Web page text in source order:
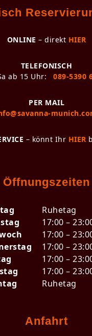
ONLINE – direkt HIER
TELEFONISCH
ab 15 Uhr:
089-5390
PER MAIL
– könnt Ihr HIER
Öffnungszeiten
Ruhetag
17:00 –
17:00 –
17:00 –
17:00 –
17:00 –
Ruhetag
Anfahrt